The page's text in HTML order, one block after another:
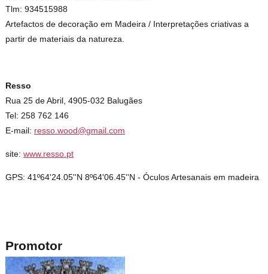
Tlm: 934515988
Artefactos de decoração em Madeira / Interpretações criativas a
partir de materiais da natureza.
Resso
Rua 25 de Abril, 4905-032 Balugães
Tel: 258 762 146
E-mail: resso.wood@gmail.com
site:www.resso.pt
GPS: 41º64'24.05''N 8º64'06.45''N - Óculos Artesanais em madeira
Promotor